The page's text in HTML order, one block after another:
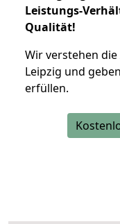
Leistungs-
Qualität!
Wir verstehen
Leipzig und
erfüllen.